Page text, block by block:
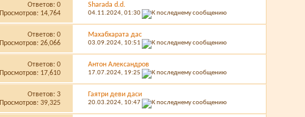
Ответов:0
Просмотров: 14,764
Sharada d.d.
04.11.2024, 01:30
Ответов:0
Просмотров: 26,066
Махабхарата дас
03.09.2024, 10:51
Ответов:0
Просмотров: 17,610
Антон Александров
17.07.2024, 19:25
Ответов:3
Просмотров: 39,325
Гаятри деви даси
20.03.2024, 10:47